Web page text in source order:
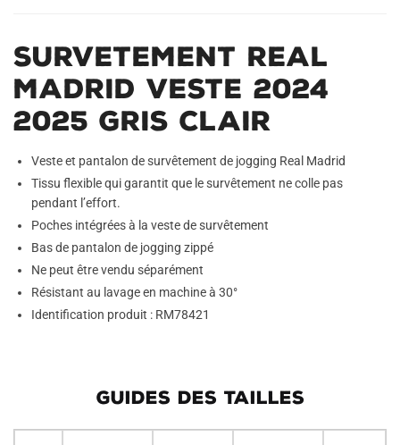
Survetement Real
Madrid Veste 2024
2025 Gris Clair
Veste et pantalon de survêtement de jogging Real Madrid
Tissu flexible qui garantit que le survêtement ne colle pas
pendant l’effort.
Poches intégrées à la veste de survêtement
Bas de pantalon de jogging zippé
Ne peut être vendu séparément
Résistant au lavage en machine à 30°
Identification produit : RM78421
GUIDES DES TAILLES